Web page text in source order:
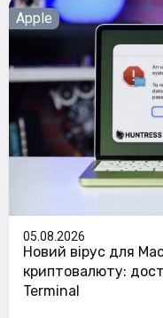
Apple
05.08.2026
Новий вірус для
криптовалюту:
Terminal